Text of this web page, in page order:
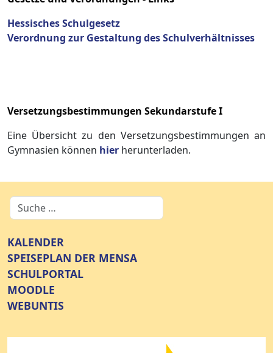
Hessisches Schulgesetz
Verordnung zur Gestaltung des Schulverhältnisses
Versetzungsbestimmungen Sekundarstufe I
Eine Übersicht zu den Versetzungsbestimmungen an
Gymnasien können hier herunterladen.
KALENDER
SPEISEPLAN DER MENSA
SCHULPORTAL
MOODLE
WEBUNTIS